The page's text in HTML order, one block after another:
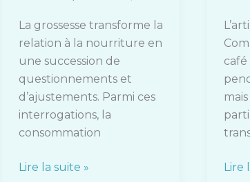
La grossesse transforme la
relation à la nourriture en
une succession de
questionnements et
d’ajustements. Parmi ces
interrogations, la
consommation
Lire la suite »
café
Lire